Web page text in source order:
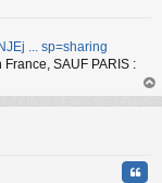
... sp=sharing
SAUF PARIS :
au